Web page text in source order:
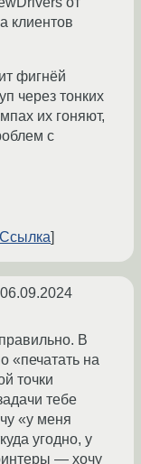
клиентов
фигнёй
через тонких
их гоняют,
с
Ссылка
06.09.2024
В
«печатать на
точки
тебе
«у меня
угодно, у
— хочу